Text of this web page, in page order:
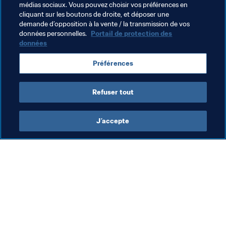
Austria England South Africa CAF
Tunisia Egypt Korea Republic AFC
Organisation
médias sociaux. Vous pouvez choisir vos préférences en
cliquant sur les boutons de droite, et déposer une
demande d’opposition à la vente / la transmission de vos
données personnelles. Portail de protection des
données
Préférences
Refuser tout
J’accepte